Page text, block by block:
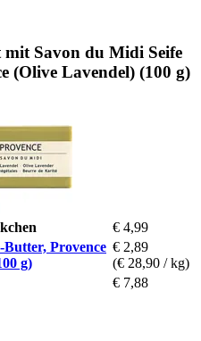
Savon du Midi Seife
(Olive Lavendel) (100 g)
€ 4,99
Provence
g)
€ 2,89
(€ 28,90 / kg)
€ 7,88